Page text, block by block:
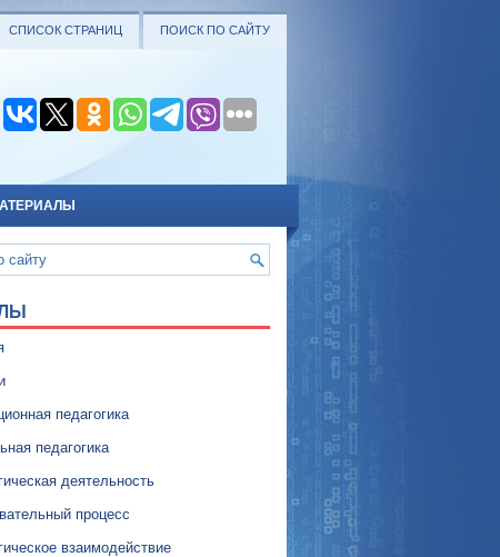
СПИСОК СТРАНИЦ ПОИСК ПО САЙТУ
педагогика
педагогика
деятельность
процесс
взаимодействие